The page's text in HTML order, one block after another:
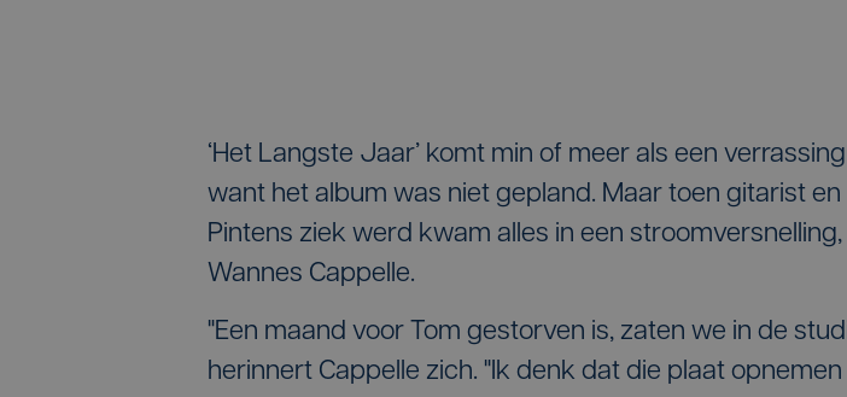
‘Het Langste Jaar’ komt min of meer als een
want het album was niet gepland. Maar toen gitarist
Pintens ziek werd kwam alles in een
Wannes Cappelle.
"Een maand voor Tom gestorven is, zaten we in de
herinnert Cappelle zich. "Ik denk dat die plaat